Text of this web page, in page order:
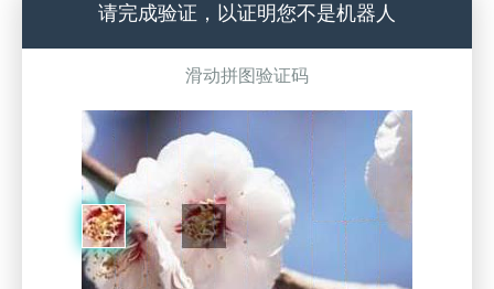
请完成验证，以证明您不是机器人
滑动拼图验证码